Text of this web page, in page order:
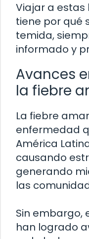
Viajar a estas
tiene por qué
temida,
informado y
Avances
la fiebre
La fiebre
enfermedad
América
causando
generando
las
Sin embargo,
han logrado